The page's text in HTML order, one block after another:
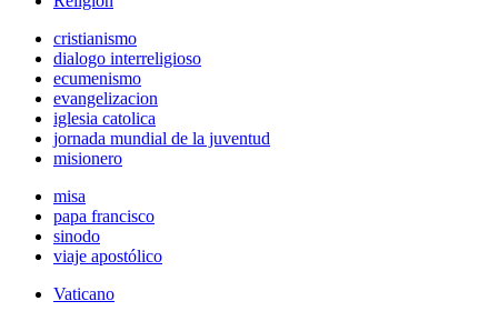
cristianismo
dialogo interreligioso
ecumenismo
evangelizacion
iglesia catolica
jornada mundial de la juventud
misionero
misa
papa francisco
sinodo
viaje apostólico
Vaticano